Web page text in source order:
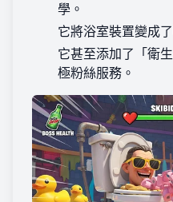
學。
它將浴室裝置變成
它甚至添加了「衛
極粉絲服務。